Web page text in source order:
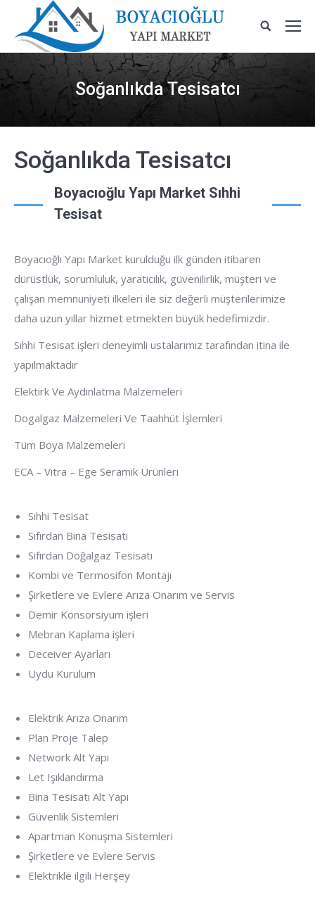
Soğanlıkda Tesisatcı
Soğanlıkda Tesisatcı
Boyacıoğlu Yapı Market Sıhhi
Tesisat
Boyacıoğlı Yapı Market kurulduğu ilk günden itibaren
dürüstlük, sorumluluk, yaratıcılık, güvenilirlik, müşteri ve
çalışan memnuniyeti ilkeleri ile siz değerli müşterilerimize
daha uzun yıllar hizmet etmekten büyük hedefimizdir.
Sıhhi Tesisat işleri deneyimli ustalarımız tarafından itina ile
yapılmaktadır
Elektirk Ve Aydınlatma Malzemeleri
Dogalgaz Malzemeleri Ve Taahhüt İşlemleri
Tüm Boya Malzemeleri
ECA – Vitra – Ege Seramik Ürünleri
Sıhhi Tesisat
Sıfırdan Bina Tesisatı
Sıfırdan Doğalgaz Tesisatı
Kombi ve Termosifon Montajı
Şirketlere ve Evlere Arıza Onarım ve Servis
Demir Konsorsiyum işleri
Mebran Kaplama işleri
Deceiver Ayarları
Uydu Kurulum
Elektrik Arıza Onarım
Plan Proje Talep
Network Alt Yapı
Let Işıklandırma
Bina Tesisatı Alt Yapı
Güvenlik Sistemleri
Apartman Konuşma Sistemleri
Şirketlere ve Evlere Servis
Elektrikle ilgili Herşey